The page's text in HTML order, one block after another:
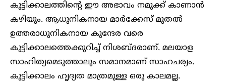
കുട്ടിക്കാലത്തിന്റെ ഈ അഭാവം നമുക്ക് കാണാൻ
കഴിയും. ആധുനികനായ മാർക്കേസ് മുതൽ
ഉത്തരാധുനികനായ കുന്ദേര വരെ
കുട്ടിക്കാലത്തെക്കുറിച്ച് നിശബ്ദരാണ്. മലയാള
സാഹിത്യമെടുത്താലും സമാനമാണ് സാഹചര്യം.
കുട്ടിക്കാലം ഹൃദ്യത മാത്രമുള്ള ഒരു കാലമല്ല.